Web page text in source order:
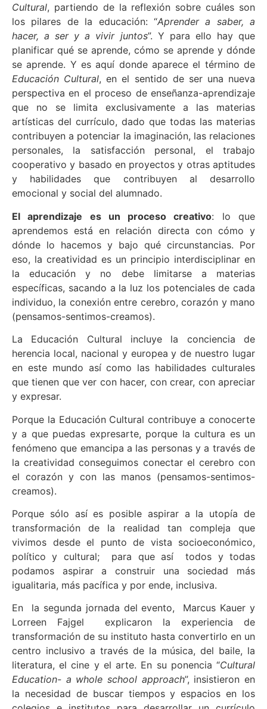
Cultural, partiendo de la reflexión sobre cuáles son
los pilares de la educación: “Aprender a saber, a
hacer, a ser y a vivir juntos”. Y para ello hay que
planificar qué se aprende, cómo se aprende y dónde
se aprende. Y es aquí donde aparece el término de
Educación Cultural, en el sentido de ser una nueva
perspectiva en el proceso de enseñanza-aprendizaje
que no se limita exclusivamente a las materias
artísticas del currículo, dado que todas las materias
contribuyen a potenciar la imaginación, las relaciones
personales, la satisfacción personal, el trabajo
cooperativo y basado en proyectos y otras aptitudes
y habilidades que contribuyen al desarrollo
emocional y social del alumnado.
El aprendizaje es un proceso creativo: lo que
aprendemos está en relación directa con cómo y
dónde lo hacemos y bajo qué circunstancias. Por
eso, la creatividad es un principio interdisciplinar en
la educación y no debe limitarse a materias
específicas, sacando a la luz los potenciales de cada
individuo, la conexión entre cerebro, corazón y mano
(pensamos-sentimos-creamos).
La Educación Cultural incluye la conciencia de
herencia local, nacional y europea y de nuestro lugar
en este mundo así como las habilidades culturales
que tienen que ver con hacer, con crear, con apreciar
y expresar.
Porque la Educación Cultural contribuye a conocerte
y a que puedas expresarte, porque la cultura es un
fenómeno que emancipa a las personas y a través de
la creatividad conseguimos conectar el cerebro con
el corazón y con las manos (pensamos-sentimos-
creamos).
Porque sólo así es posible aspirar a la utopía de
transformación de la realidad tan compleja que
vivimos desde el punto de vista socioeconómico,
político y cultural; para que así todos y todas
podamos aspirar a construir una sociedad más
igualitaria, más pacífica y por ende, inclusiva.
En la segunda jornada del evento, Marcus Kauer y
Lorreen Fajgel explicaron la experiencia de
transformación de su instituto hasta convertirlo en un
centro inclusivo a través de la música, del baile, la
literatura, el cine y el arte. En su ponencia “Cultural
Education- a whole school approach”, insistieron en
la necesidad de buscar tiempos y espacios en los